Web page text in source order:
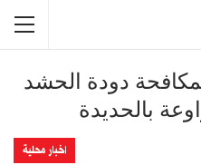
دودة الحشد
بالحديدة
اخبار محلية